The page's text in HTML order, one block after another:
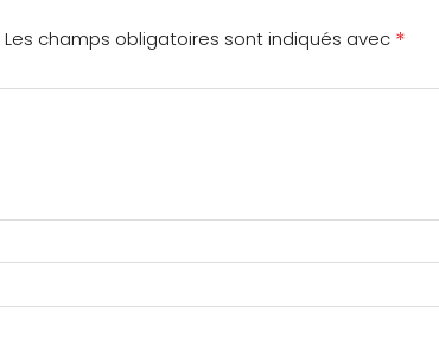
Les champs obligatoires sont indiqués avec *